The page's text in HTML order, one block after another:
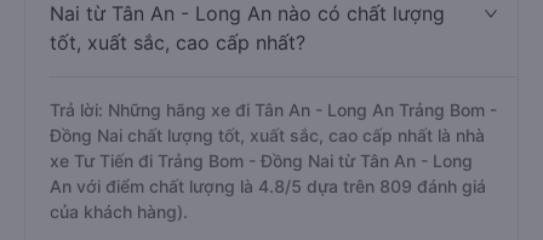
Nai từ Tân An - Long An nào có chất lượng
tốt, xuất sắc, cao cấp nhất?
Trả lời: Những hãng xe đi Tân An - Long An Trảng Bom -
Đồng Nai chất lượng tốt, xuất sắc, cao cấp nhất là nhà
xe Tư Tiến đi Trảng Bom - Đồng Nai từ Tân An - Long
An với điểm chất lượng là 4.8/5 dựa trên 809 đánh giá
của khách hàng).